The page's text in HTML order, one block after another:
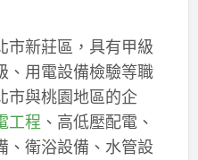
市新莊區，具有甲級
、用電設備檢驗等職
市與桃園地區的企
工程 、高低壓配電、
、衛浴設備、水管設